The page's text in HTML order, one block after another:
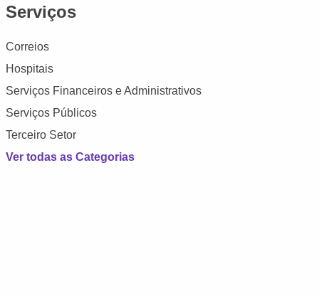
Serviços
Correios
Hospitais
Serviços Financeiros e Administrativos
Serviços Públicos
Terceiro Setor
Ver todas as Categorias